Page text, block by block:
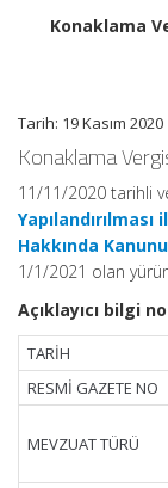
Konaklama
Tarih: 19 Kasım 2020
Konaklama
11/11/2020 tarihli
Hakkında
1/1/2021 olan
Açıklayıcı bilgi
TARİH
RESMİ GAZETE NO
MEVZUAT TÜRÜ